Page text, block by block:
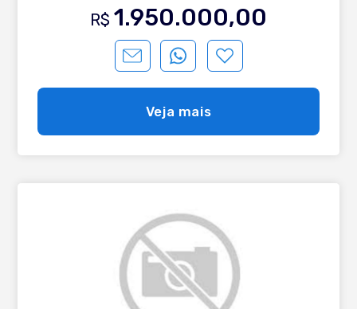
Lavabo - Lavanderia - Mobiliado - 1 Box de garagem
Agende sua visita, teremos imenso prazer em apresentá-
R$ 1.950.000,00
Veja mais